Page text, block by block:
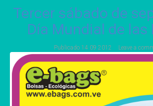
Tercer sábado de
Día Mundial de las
Publicado 14 09 2012 Leave a